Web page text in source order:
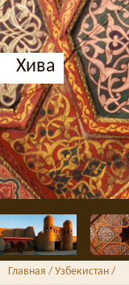
Бухара,
Главная / Узбекистан /